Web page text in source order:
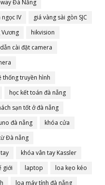
Đà Nẵng
ngọc IV
giá vàng sài gòn SJC
Vương
hikvision
cài đặt camera
thống truyền hình
học kết toán đà nẵng
sạn tốt ở đà nẵng
đà nẵng
khóa cửa
Đà nẵng
khóa vân tay Kassler
giới laptop
loa kẹo kéo
loa máy tính đà nẵng